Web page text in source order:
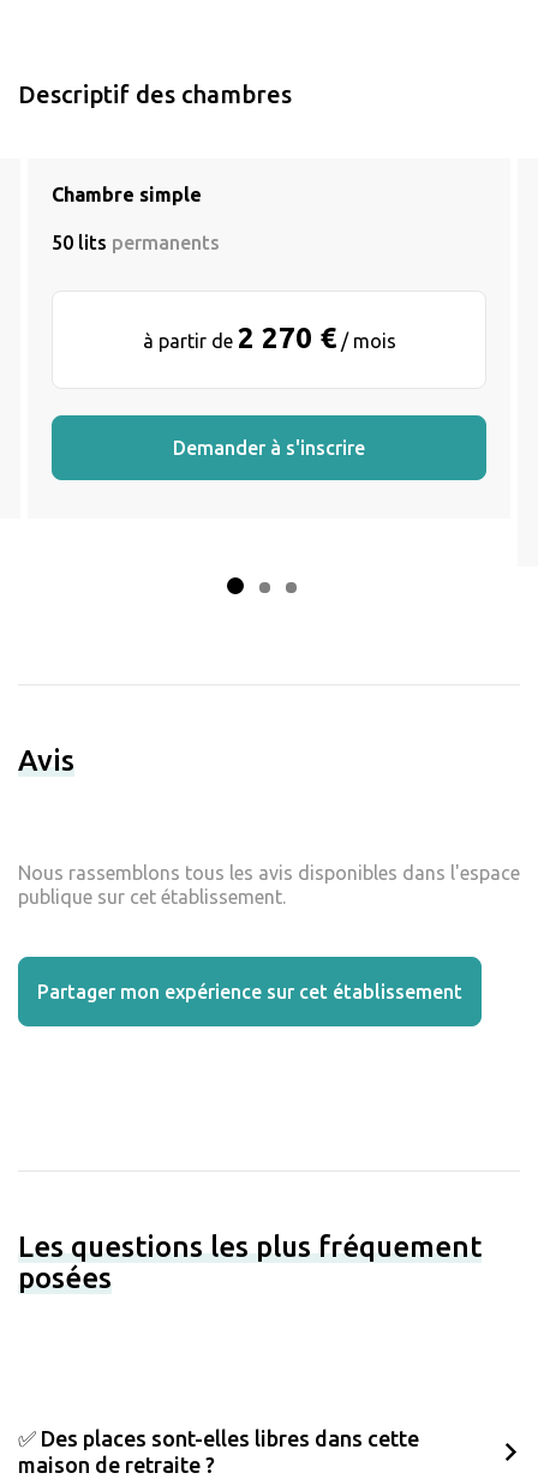
Descriptif des chambres
Chambre simple
50 lits permanents
à partir de 2 270 €/ mois
Demander à s'inscrire
Avis
Nous rassemblons tous les avis disponibles dans l'espace
publique sur cet établissement.
Partager mon expérience sur cet établissement
Les questions les plus fréquement
posées
✅ Des places sont-elles libres dans cette
maison de retraite ?